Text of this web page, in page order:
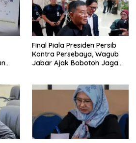
Final Piala Presiden Persib
Kontra Persebaya, Wagub
Jabar Ajak Bobotoh Jaga